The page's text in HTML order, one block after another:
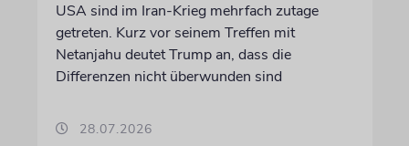
USA sind im Iran-Krieg mehrfach zutage
getreten. Kurz vor seinem Treffen mit
Netanjahu deutet Trump an, dass die
Differenzen nicht überwunden sind
28.07.2026